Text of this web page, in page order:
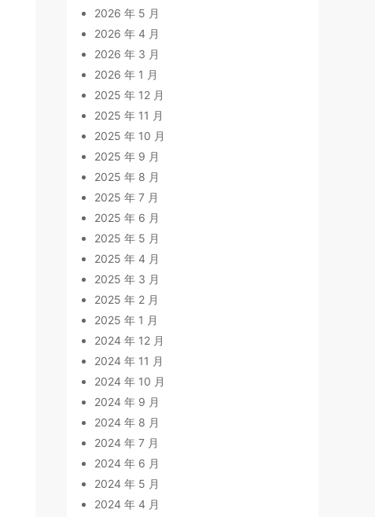
2026 年 5 月
2026 年 4 月
2026 年 3 月
2026 年 1 月
2025 年 12 月
2025 年 11 月
2025 年 10 月
2025 年 9 月
2025 年 8 月
2025 年 7 月
2025 年 6 月
2025 年 5 月
2025 年 4 月
2025 年 3 月
2025 年 2 月
2025 年 1 月
2024 年 12 月
2024 年 11 月
2024 年 10 月
2024 年 9 月
2024 年 8 月
2024 年 7 月
2024 年 6 月
2024 年 5 月
2024 年 4 月